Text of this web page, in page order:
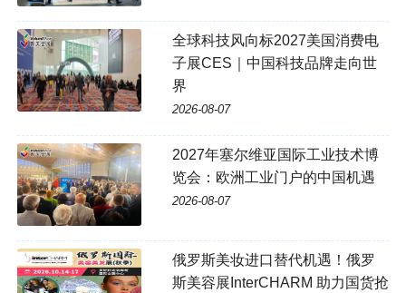
全球科技风向标2027美国消费电
子展CES｜中国科技品牌走向世
界
2026-08-07
2027年塞尔维亚国际工业技术博
览会：欧洲工业门户的中国机遇
2026-08-07
俄罗斯美妆进口替代机遇！俄罗
斯美容展InterCHARM 助力国货抢